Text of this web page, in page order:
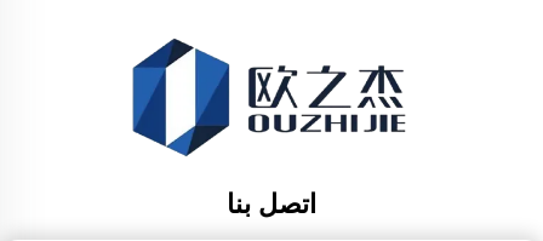
اتصل بنا